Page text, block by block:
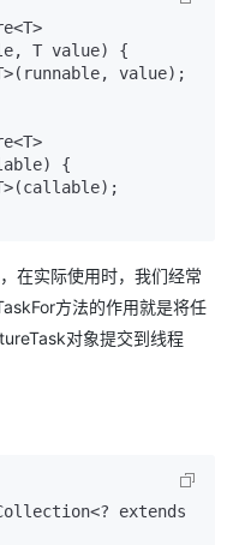
T value)
{
value);
{
在实际使用时，我们经常
方法的作用就是将任
对象提交到线程
extends